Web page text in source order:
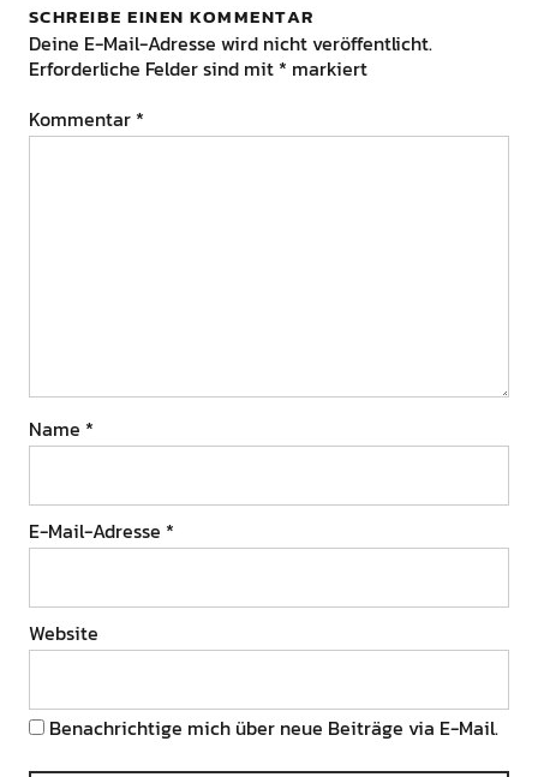
SCHREIBE EINEN KOMMENTAR
Deine E-Mail-Adresse wird nicht veröffentlicht.
Erforderliche Felder sind mit * markiert
Kommentar *
Name *
E-Mail-Adresse *
Website
Benachrichtige mich über neue Beiträge via E-Mail.